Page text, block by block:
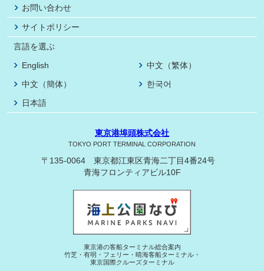
お問い合わせ
サイトポリシー
言語を選ぶ
English
中文（繁体）
中文（簡体）
한국어
日本語
東京港埠頭株式会社
TOKYO PORT TERMINAL CORPORATION
〒135-0064 東京都江東区青海二丁目4番24号
青海フロンティアビル10F
東京港の客船ターミナル総合案内
竹芝・有明・フェリー・晴海客船ターミナル・
東京国際クルーズターミナル